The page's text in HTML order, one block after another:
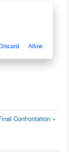
Confrontation »
Discard Allow